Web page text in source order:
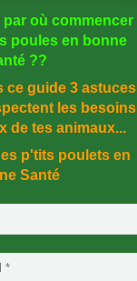
par où commencer
poules en bonne
??
ce guide 3 astuces
les besoins
de tes animaux...
p'tits poulets en
Santé